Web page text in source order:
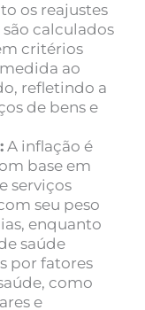
os reajustes
são calculados
critérios
ao
refletindo a
de bens e
A inflação é
base em
serviços
seu peso
enquanto
saúde
por fatores
como
e